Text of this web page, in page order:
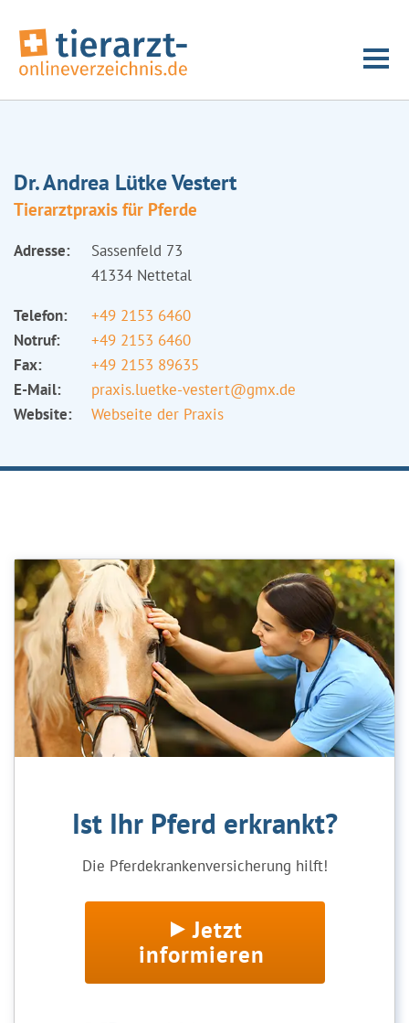
Dr. Andrea Lütke Vestert
Tierarztpraxis für Pferde
Adresse:
Sassenfeld 73
41334 Nettetal
Telefon:
+49 2153 6460
Notruf:
+49 2153 6460
Fax:
+49 2153 89635
E-Mail:
praxis.luetke-vestert@gmx.de
Website:
Webseite der Praxis
Ist Ihr Pferd erkrankt?
Die Pferdekrankenversicherung hilft!
Jetzt
informieren